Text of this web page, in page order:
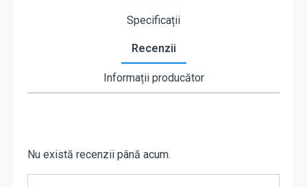
Specificații
Recenzii
Informații producător
Nu există recenzii până acum.